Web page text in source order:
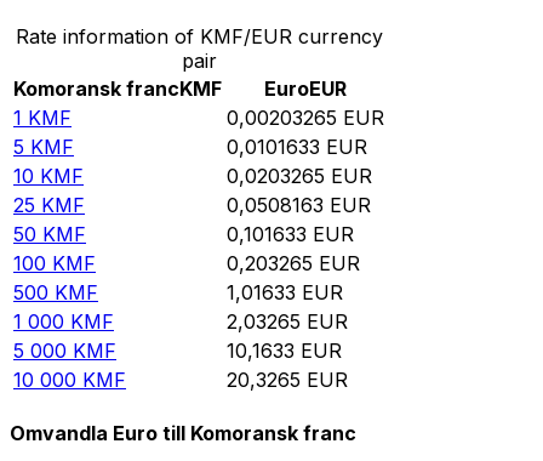
Rate information of KMF/EUR currency
pair
Komoransk francKMF EuroEUR
1 KMF 0,00203265 EUR
5 KMF 0,0101633 EUR
10 KMF 0,0203265 EUR
25 KMF 0,0508163 EUR
50 KMF 0,101633 EUR
100 KMF 0,203265 EUR
500 KMF 1,01633 EUR
1 000 KMF 2,03265 EUR
5 000 KMF 10,1633 EUR
10 000 KMF 20,3265 EUR
Omvandla Euro till Komoransk franc